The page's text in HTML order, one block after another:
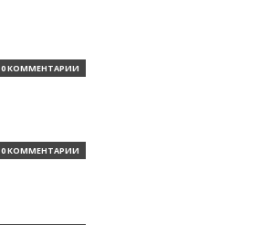
0 КОММЕНТАРИИ
0 КОММЕНТАРИИ